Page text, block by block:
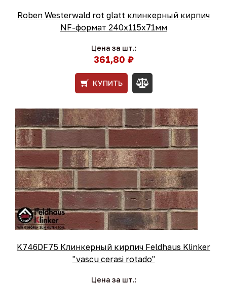
Roben Westerwald rot glatt клинкерный кирпич
NF-формат 240x115x71мм
Цена за шт.:
361,80 ₽
КУПИТЬ
K746DF75 Клинкерный кирпич Feldhaus Klinker
"vascu cerasi rotado"
Цена за шт.: